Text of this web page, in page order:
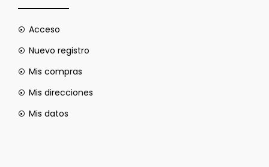
Acceso
Nuevo registro
Mis compras
Mis direcciones
Mis datos